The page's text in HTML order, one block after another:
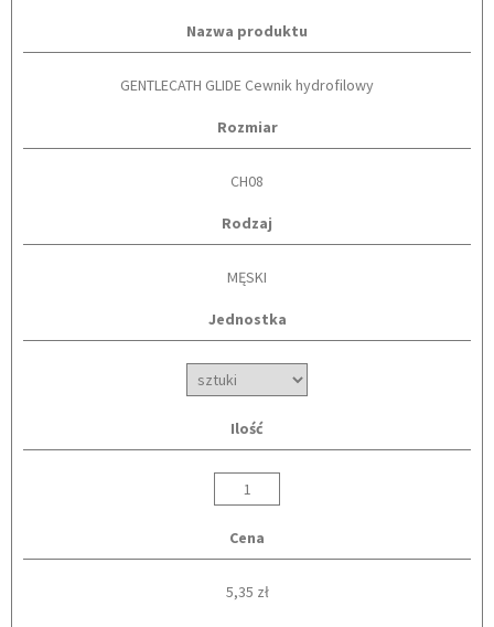
Nazwa produktu
GENTLECATH GLIDE Cewnik hydrofilowy
Rozmiar
CH08
Rodzaj
MĘSKI
Jednostka
Ilość
Cena
5,35 zł